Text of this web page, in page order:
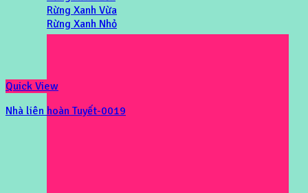
Rừng Xanh Vừa
Rừng Xanh Nhỏ
Quick View
Nhà liên hoàn Tuyết-0019